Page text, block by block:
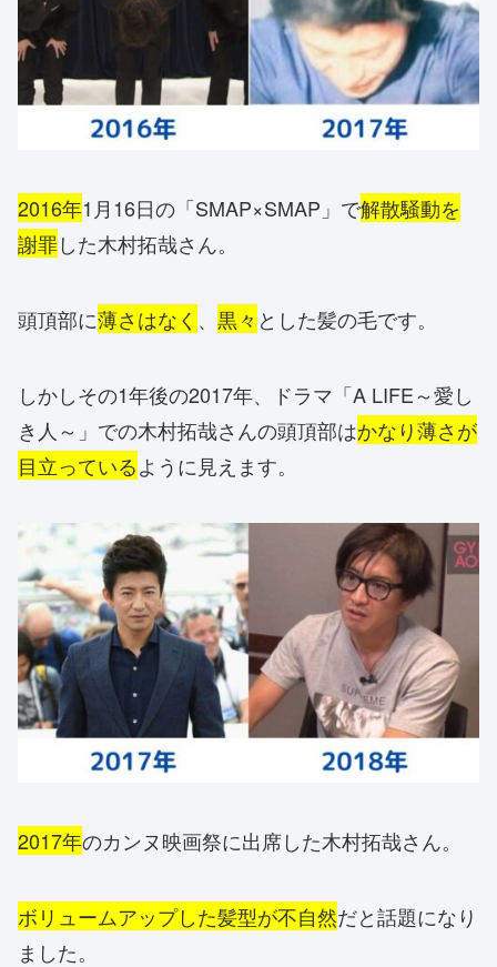
2016年1月16日の「SMAP×SMAP」で解散騒動を
謝罪した木村拓哉さん。
頭頂部に薄さはなく 、 黒々 とした髪の毛です。
しかしその1年後の2017年、ドラマ「A LIFE～愛し
き人～」での木村拓哉さんの頭頂部はかなり薄さが
目立っているように見えます。
2017年のカンヌ映画祭に出席した木村拓哉さん。
ボリュームアップした髪型が不自然だと話題になり
ました。